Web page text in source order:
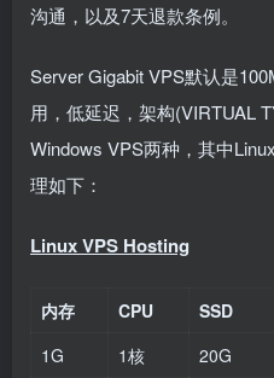
沟通，以及7天退款条例。
Server Gigabit VPS默认是
用，低延迟，架构(VIRTUAL
Windows VPS两种，其中
理如下：
Linux VPS Hosting
内存 CPU SSD
1G
1核 20G